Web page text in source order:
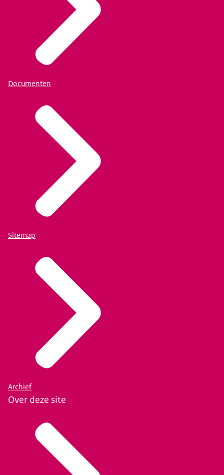
Documenten
Sitemap
Archief
Over deze site